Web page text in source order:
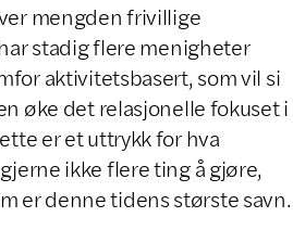
mengden frivillige
stadig flere menigheter
aktivitetsbasert, som vil si
øke det relasjonelle fokuset i
er et uttrykk for hva
ikke flere ting å gjøre,
er denne tidens største savn.